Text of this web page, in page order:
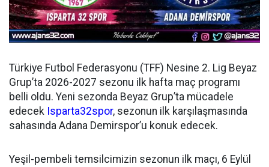
Türkiye Futbol Federasyonu (TFF) Nesine 2. Lig Beyaz
Grup’ta 2026-2027 sezonu ilk hafta maç programı
belli oldu. Yeni sezonda Beyaz Grup’ta mücadele
edecek Isparta32spor, sezonun ilk karşılaşmasında
sahasında Adana Demirspor’u konuk edecek.
Yeşil-pembeli temsilcimizin sezonun ilk maçı, 6 Eylül